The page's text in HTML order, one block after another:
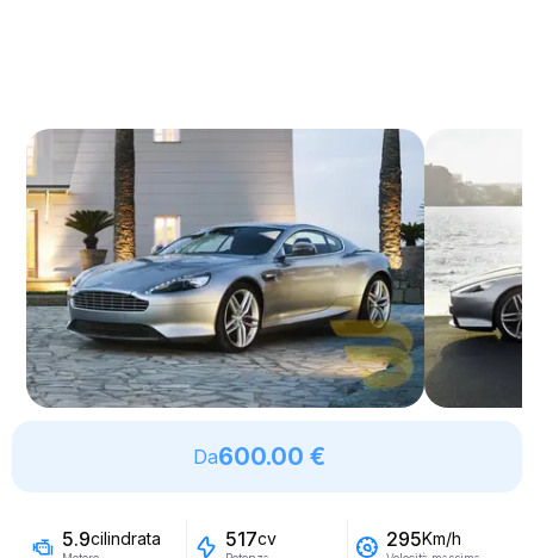
Da600.00 €
5.9cilindrata 517cv 295Km/h